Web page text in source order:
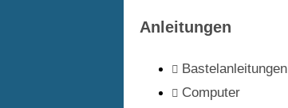
Anleitungen
Bastelanleitungen
Computer